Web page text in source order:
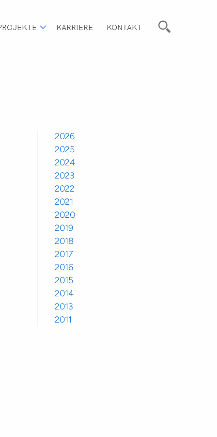
KARRIERE KONTAKT
2026
2025
2024
2023
2022
2021
2020
2019
2018
2017
2016
2015
2014
2013
2011